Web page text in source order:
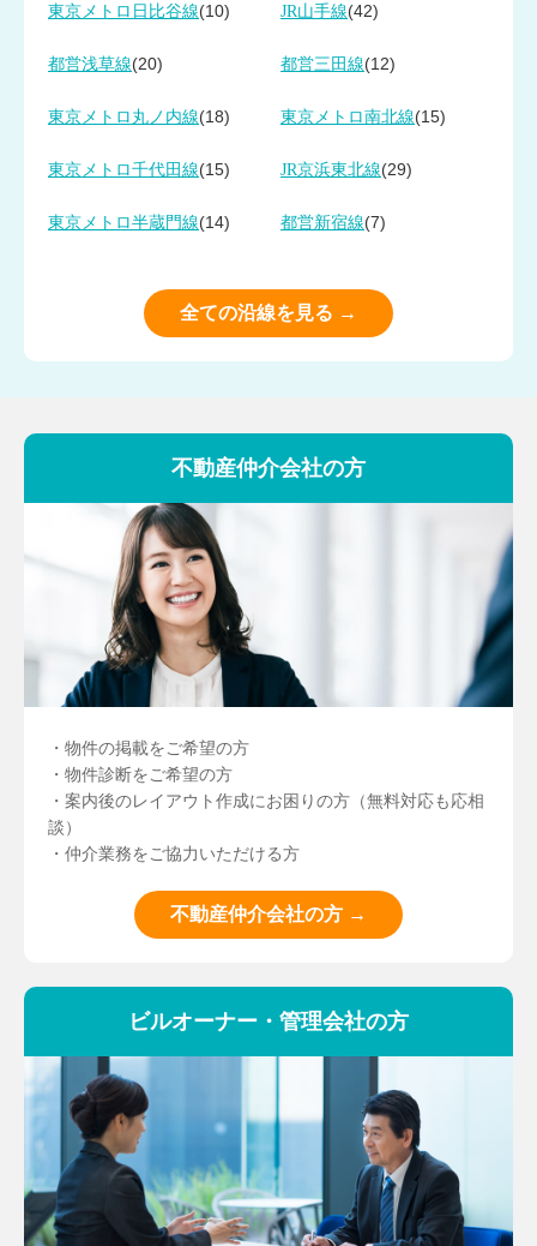
東京メトロ日比谷線(10) JR山手線(42)
都営浅草線(20) 都営三田線(12)
東京メトロ丸ノ内線(18) 東京メトロ南北線(15)
東京メトロ千代田線(15) JR京浜東北線(29)
東京メトロ半蔵門線(14) 都営新宿線(7)
全ての沿線を見る →
不動産仲介会社の方
・物件の掲載をご希望の方
・物件診断をご希望の方
・案内後のレイアウト作成にお困りの方（無料対応も応相
談）
・仲介業務をご協力いただける方
不動産仲介会社の方 →
ビルオーナー・管理会社の方